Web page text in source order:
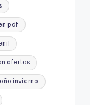
pdf
ofertas
invierno